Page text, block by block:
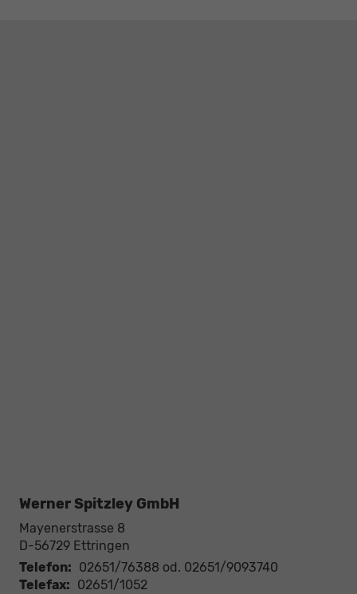
Werner Spitzley GmbH
Mayenerstrasse 8
D-56729 Ettringen
Telefon: 02651/76388 od. 02651/9093740
Telefax: 02651/1052